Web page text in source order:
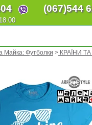
(067)544
Майка: Футболки > КРАЇНИ